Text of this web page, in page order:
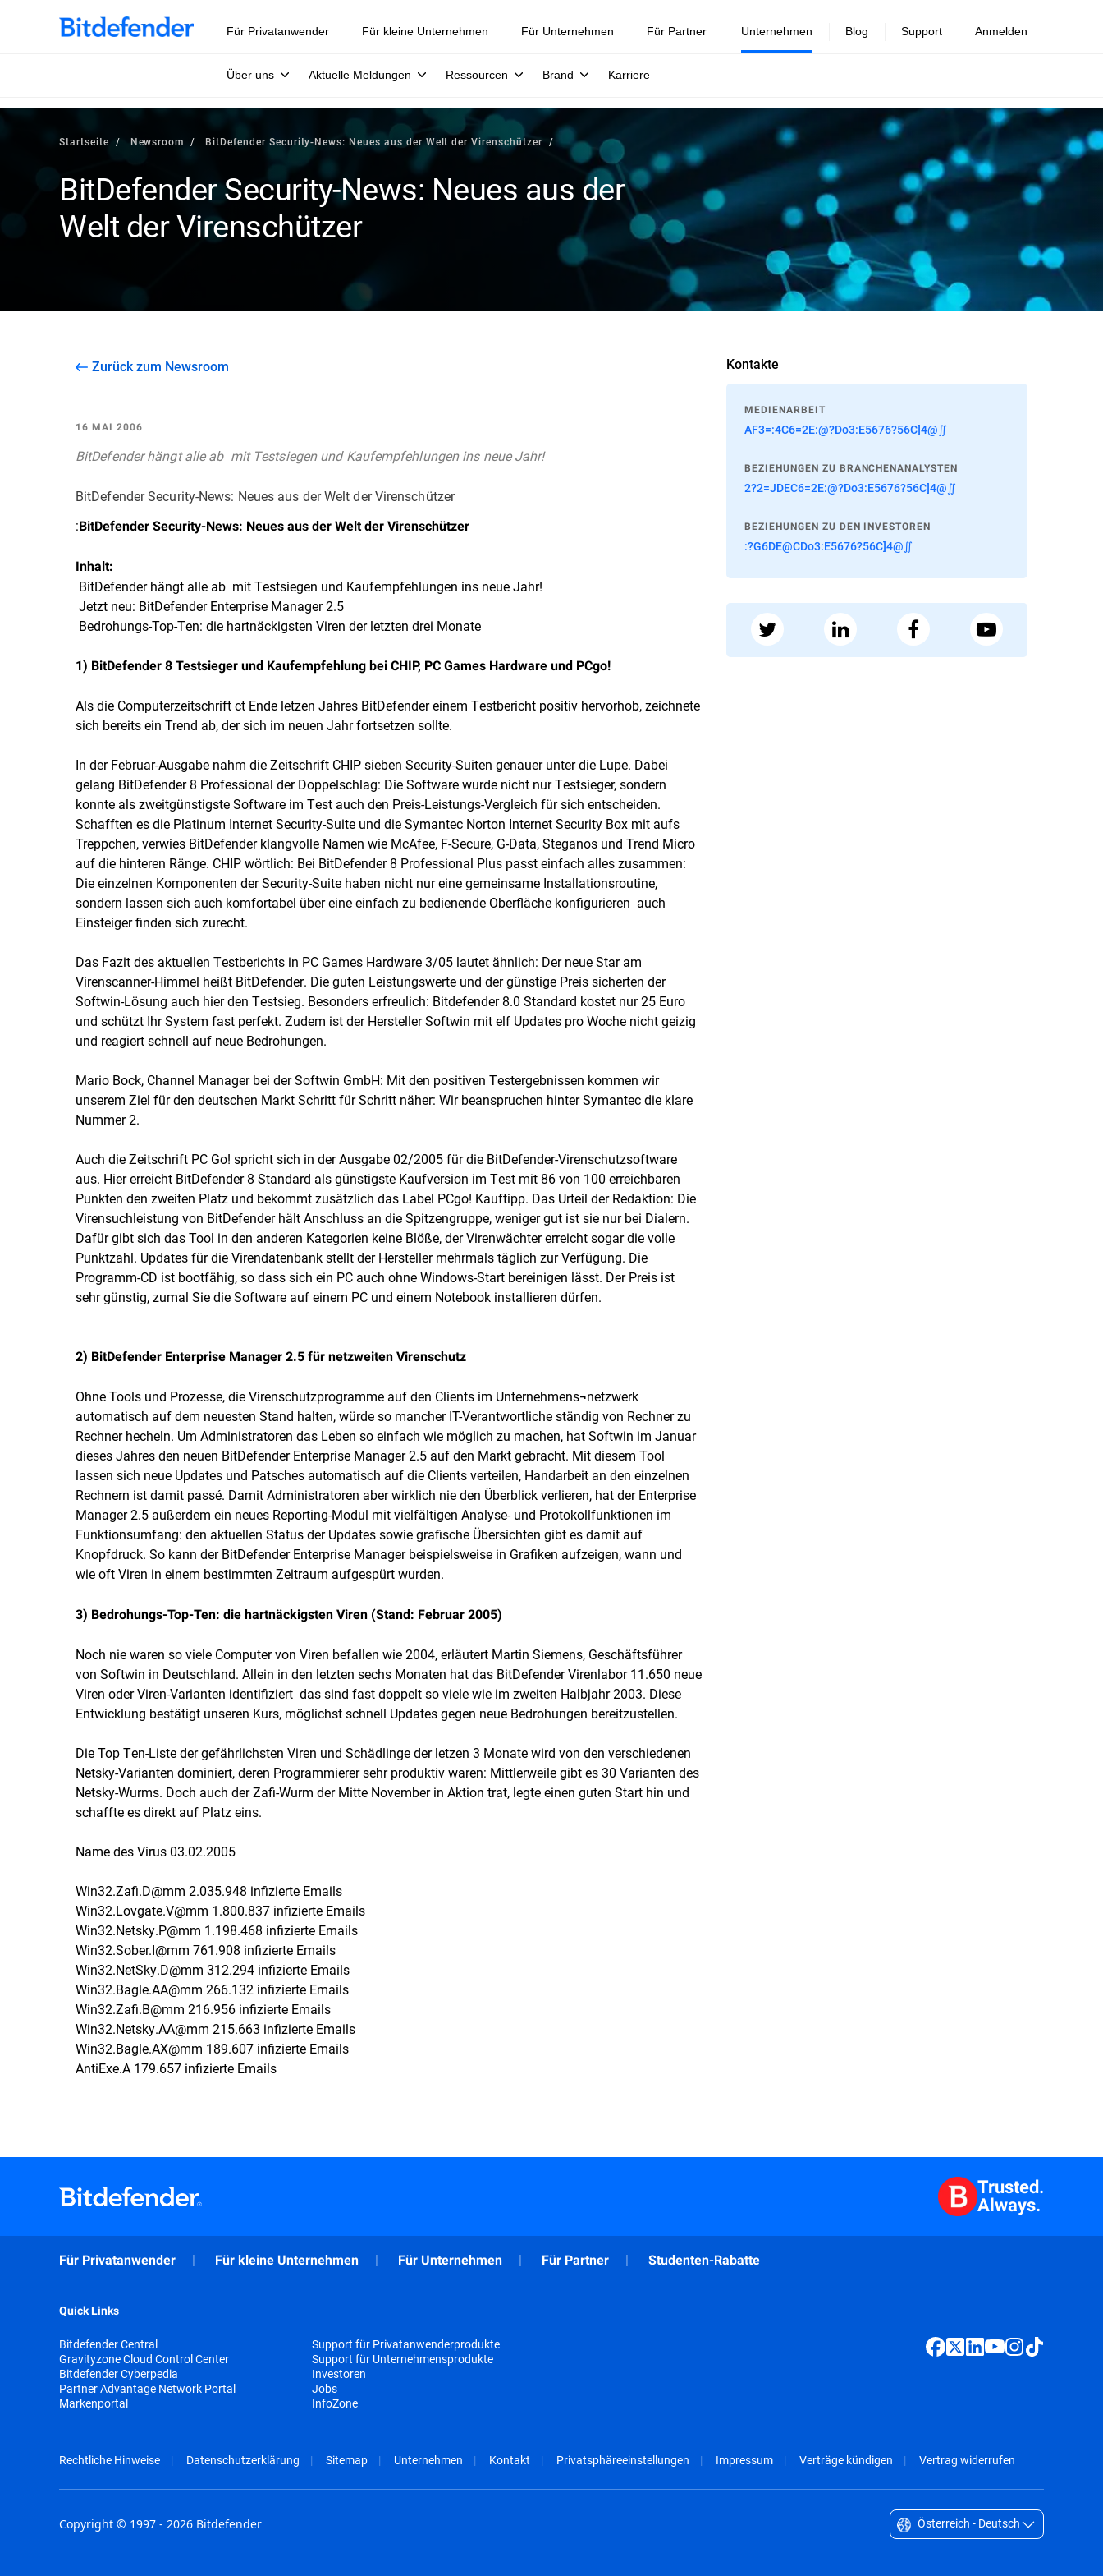
Für Privatanwender Für kleine Unternehmen Für Unternehmen Für Partner Unternehmen
Über uns Aktuelle Meldungen Ressourcen Brand Karriere
Blog Support Anmelden
Startseite Newsroom BitDefender Security-News: Neues aus der Welt der Virenschützer
BitDefender Security-News: Neues aus der
Welt der Virenschützer
Zurück zum Newsroom
16 MAI 2006
BitDefender hängt alle ab  mit Testsiegen und Kaufempfehlungen ins neue Jahr!
BitDefender Security-News: Neues aus der Welt der Virenschützer
:BitDefender Security-News: Neues aus der Welt der Virenschützer
Inhalt:
 BitDefender hängt alle ab  mit Testsiegen und Kaufempfehlungen ins neue Jahr!
 Jetzt neu: BitDefender Enterprise Manager 2.5
 Bedrohungs-Top-Ten: die hartnäckigsten Viren der letzten drei Monate
1) BitDefender 8 Testsieger und Kaufempfehlung bei CHIP, PC Games Hardware und PCgo!
Als die Computerzeitschrift ct Ende letzen Jahres BitDefender einem Testbericht positiv hervorhob, zeichnete
sich bereits ein Trend ab, der sich im neuen Jahr fortsetzen sollte.
In der Februar-Ausgabe nahm die Zeitschrift CHIP sieben Security-Suiten genauer unter die Lupe. Dabei
gelang BitDefender 8 Professional der Doppelschlag: Die Software wurde nicht nur Testsieger, sondern
konnte als zweitgünstigste Software im Test auch den Preis-Leistungs-Vergleich für sich entscheiden.
Schafften es die Platinum Internet Security-Suite und die Symantec Norton Internet Security Box mit aufs
Treppchen, verwies BitDefender klangvolle Namen wie McAfee, F-Secure, G-Data, Steganos und Trend Micro
auf die hinteren Ränge. CHIP wörtlich: Bei BitDefender 8 Professional Plus passt einfach alles zusammen:
Die einzelnen Komponenten der Security-Suite haben nicht nur eine gemeinsame Installationsroutine,
sondern lassen sich auch komfortabel über eine einfach zu bedienende Oberfläche konfigurieren  auch
Einsteiger finden sich zurecht.
Das Fazit des aktuellen Testberichts in PC Games Hardware 3/05 lautet ähnlich: Der neue Star am
Virenscanner-Himmel heißt BitDefender. Die guten Leistungswerte und der günstige Preis sicherten der
Softwin-Lösung auch hier den Testsieg. Besonders erfreulich: Bitdefender 8.0 Standard kostet nur 25 Euro
und schützt Ihr System fast perfekt. Zudem ist der Hersteller Softwin mit elf Updates pro Woche nicht geizig
und reagiert schnell auf neue Bedrohungen.
Mario Bock, Channel Manager bei der Softwin GmbH: Mit den positiven Testergebnissen kommen wir
unserem Ziel für den deutschen Markt Schritt für Schritt näher: Wir beanspruchen hinter Symantec die klare
Nummer 2.
Auch die Zeitschrift PC Go! spricht sich in der Ausgabe 02/2005 für die BitDefender-Virenschutzsoftware
aus. Hier erreicht BitDefender 8 Standard als günstigste Kaufversion im Test mit 86 von 100 erreichbaren
Punkten den zweiten Platz und bekommt zusätzlich das Label PCgo! Kauftipp. Das Urteil der Redaktion: Die
Virensuchleistung von BitDefender hält Anschluss an die Spitzengruppe, weniger gut ist sie nur bei Dialern.
Dafür gibt sich das Tool in den anderen Kategorien keine Blöße, der Virenwächter erreicht sogar die volle
Punktzahl. Updates für die Virendatenbank stellt der Hersteller mehrmals täglich zur Verfügung. Die
Programm-CD ist bootfähig, so dass sich ein PC auch ohne Windows-Start bereinigen lässt. Der Preis ist
sehr günstig, zumal Sie die Software auf einem PC und einem Notebook installieren dürfen.
2) BitDefender Enterprise Manager 2.5 für netzweiten Virenschutz
Ohne Tools und Prozesse, die Virenschutzprogramme auf den Clients im Unternehmens¬netzwerk
automatisch auf dem neuesten Stand halten, würde so mancher IT-Verantwortliche ständig von Rechner zu
Rechner hecheln. Um Administratoren das Leben so einfach wie möglich zu machen, hat Softwin im Januar
dieses Jahres den neuen BitDefender Enterprise Manager 2.5 auf den Markt gebracht. Mit diesem Tool
lassen sich neue Updates und Patsches automatisch auf die Clients verteilen, Handarbeit an den einzelnen
Rechnern ist damit passé. Damit Administratoren aber wirklich nie den Überblick verlieren, hat der Enterprise
Manager 2.5 außerdem ein neues Reporting-Modul mit vielfältigen Analyse- und Protokollfunktionen im
Funktionsumfang: den aktuellen Status der Updates sowie grafische Übersichten gibt es damit auf
Knopfdruck. So kann der BitDefender Enterprise Manager beispielsweise in Grafiken aufzeigen, wann und
wie oft Viren in einem bestimmten Zeitraum aufgespürt wurden.
3) Bedrohungs-Top-Ten: die hartnäckigsten Viren (Stand: Februar 2005)
Noch nie waren so viele Computer von Viren befallen wie 2004, erläutert Martin Siemens, Geschäftsführer
von Softwin in Deutschland. Allein in den letzten sechs Monaten hat das BitDefender Virenlabor 11.650 neue
Viren oder Viren-Varianten identifiziert  das sind fast doppelt so viele wie im zweiten Halbjahr 2003. Diese
Entwicklung bestätigt unseren Kurs, möglichst schnell Updates gegen neue Bedrohungen bereitzustellen.
Die Top Ten-Liste der gefährlichsten Viren und Schädlinge der letzen 3 Monate wird von den verschiedenen
Netsky-Varianten dominiert, deren Programmierer sehr produktiv waren: Mittlerweile gibt es 30 Varianten des
Netsky-Wurms. Doch auch der Zafi-Wurm der Mitte November in Aktion trat, legte einen guten Start hin und
schaffte es direkt auf Platz eins.
Name des Virus 03.02.2005
Win32.Zafi.D@mm 2.035.948 infizierte Emails
Win32.Lovgate.V@mm 1.800.837 infizierte Emails
Win32.Netsky.P@mm 1.198.468 infizierte Emails
Win32.Sober.I@mm 761.908 infizierte Emails
Win32.NetSky.D@mm 312.294 infizierte Emails
Win32.Bagle.AA@mm 266.132 infizierte Emails
Win32.Zafi.B@mm 216.956 infizierte Emails
Win32.Netsky.AA@mm 215.663 infizierte Emails
Win32.Bagle.AX@mm 189.607 infizierte Emails
AntiExe.A 179.657 infizierte Emails
Kontakte
MEDIENARBEIT
AF3=:4C6=2E:@?Do3:E5676?56C]4@∬
BEZIEHUNGEN ZU BRANCHENANALYSTEN
2?2=JDEC6=2E:@?Do3:E5676?56C]4@∬
BEZIEHUNGEN ZU DEN INVESTOREN
:?G6DE@CDo3:E5676?56C]4@∬
Trusted.
Always.
Für Privatanwender Für kleine Unternehmen Für Unternehmen Für Partner Studenten-Rabatte
Quick Links
Bitdefender Central
Gravityzone Cloud Control Center
Bitdefender Cyberpedia
Partner Advantage Network Portal
Markenportal
Support für Privatanwenderprodukte
Support für Unternehmensprodukte
Investoren
Jobs
InfoZone
Rechtliche Hinweise Datenschutzerklärung Sitemap Unternehmen Kontakt Privatsphäreeinstellungen Impressum Verträge kündigen Vertrag widerrufen
Copyright © 1997 - 2026 Bitdefender Österreich - Deutsch